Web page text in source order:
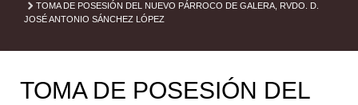
TOMA DE POSESIÓN DEL NUEVO PÁRROCO DE GALERA, RVDO. D.
JOSÉ ANTONIO SÁNCHEZ LÓPEZ
TOMA DE POSESIÓN DEL